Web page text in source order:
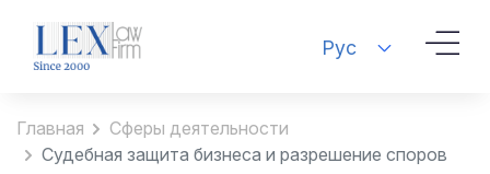
Рус
Главная
Сферы деятельности
Судебная защита бизнеса и разрешение споров